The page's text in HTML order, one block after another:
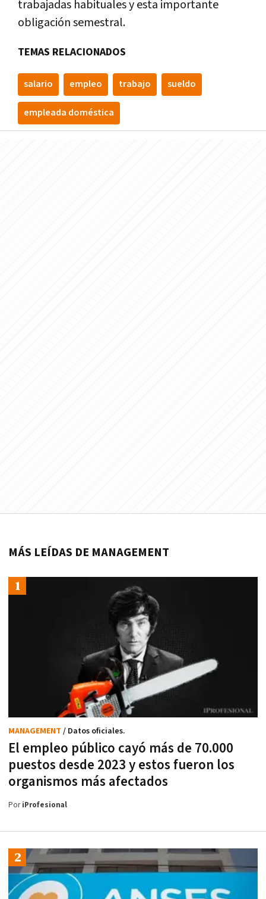
trabajadas habituales y esta importante
obligación semestral.
TEMAS RELACIONADOS
salario empleo trabajo sueldo
empleada doméstica
MÁS LEÍDAS DE MANAGEMENT
El empleo público cayó más de 70.000
puestos desde 2023 y estos fueron los
organismos más afectados
MANAGEMENT / Datos oficiales.
PoriProfesional